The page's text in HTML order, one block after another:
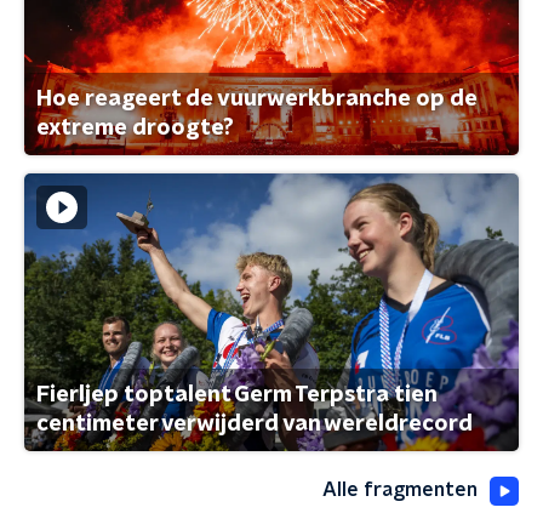
Hoe reageert de vuurwerkbranche op de
extreme droogte?
Fierljep toptalent Germ Terpstra tien
centimeter verwijderd van wereldrecord
Alle fragmenten